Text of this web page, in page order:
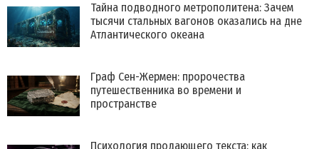
Тайна подводного метрополитена: Зачем
тысячи стальных вагонов оказались на дне
Атлантического океана
Граф Сен-Жермен: пророчества
путешественника во времени и
пространстве
Психология продающего текста: как